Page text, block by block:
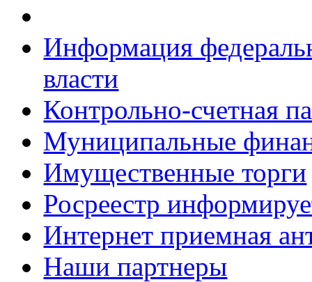
Информация
власти
Контрольно-счетная
Муниципальные
Имущественные торги
Росреестр
Интернет приемная
Наши партнеры